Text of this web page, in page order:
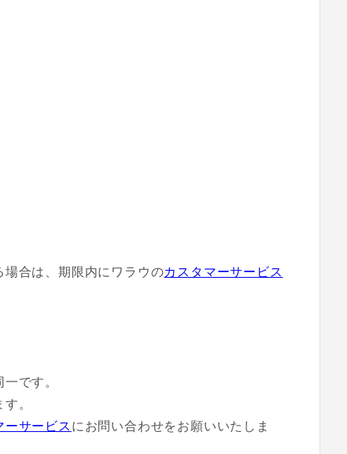
合は、期限内にワラウのカスタマーサービス
です。
。
ーサービス にお問い合わせをお願いいたしま